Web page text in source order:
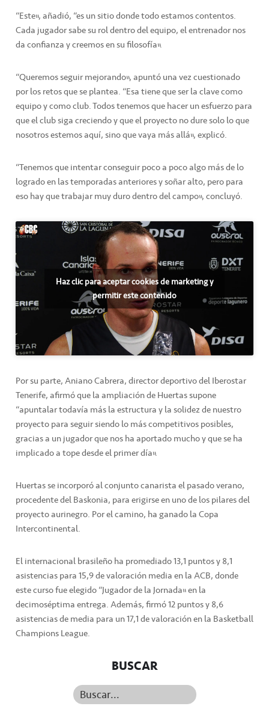
“Este”, añadió, “es un sitio donde todo estamos contentos.
Cada jugador sabe su rol dentro del equipo, el entrenador nos
da confianza y creemos en su filosofía”.
“Queremos seguir mejorando”, apuntó una vez cuestionado
por los retos que se plantea. “Esa tiene que ser la clave como
equipo y como club. Todos tenemos que hacer un esfuerzo para
que el club siga creciendo y que el proyecto no dure solo lo que
nosotros estemos aquí, sino que vaya más allá”, explicó.
“Tenemos que intentar conseguir poco a poco algo más de lo
logrado en las temporadas anteriores y soñar alto, pero para
eso hay que trabajar muy duro dentro del campo”, concluyó.
Haz clic para aceptar cookies de marketing y
permitir este contenido
Por su parte, Aniano Cabrera, director deportivo del Iberostar
Tenerife, afirmó que la ampliación de Huertas supone
“apuntalar todavía más la estructura y la solidez de nuestro
proyecto para seguir siendo lo más competitivos posibles,
gracias a un jugador que nos ha aportado mucho y que se ha
implicado a tope desde el primer día”.
Huertas se incorporó al conjunto canarista el pasado verano,
procedente del Baskonia, para erigirse en uno de los pilares del
proyecto aurinegro. Por el camino, ha ganado la Copa
Intercontinental.
El internacional brasileño ha promediado 13,1 puntos y 8,1
asistencias para 15,9 de valoración media en la ACB, donde
este curso fue elegido “Jugador de la Jornada” en la
decimoséptima entrega. Además, firmó 12 puntos y 8,6
asistencias de media para un 17,1 de valoración en la Basketball
Champions League.
BUSCAR
Buscar...